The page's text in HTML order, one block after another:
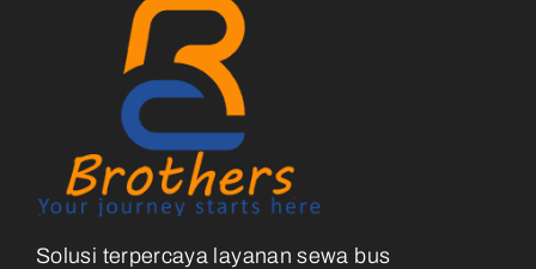
Solusi terpercaya layanan sewa bus